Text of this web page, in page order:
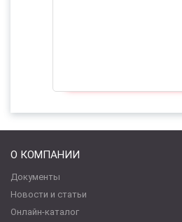
О КОМПАНИИ
Документы
Новости и статьи
Онлайн-каталог